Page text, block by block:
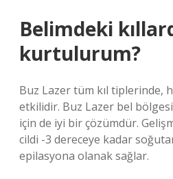
Belimdeki
kurtulurum?
Buz Lazer tüm kıl tiplerinde,
etkilidir. Buz Lazer bel
için de iyi bir çözümdür.
cildi -3 dereceye kadar
epilasyona olanak sağlar.